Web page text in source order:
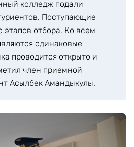
колледж подали
Поступающие
этапов отбора. Ко всем
одинаковые
проводится открыто и
член приемной
Асылбек Амандыкулы.